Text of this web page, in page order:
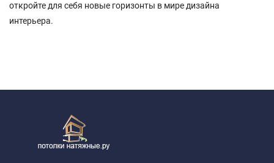
откройте для себя новые горизонты в мире дизайна
интерьера.